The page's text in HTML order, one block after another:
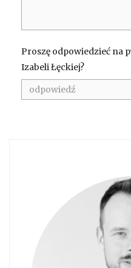
Proszę odpowiedzieć na
Izabeli Łęckiej?